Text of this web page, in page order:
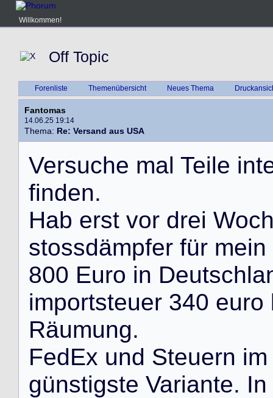
Willkommen!
Off Topic
Forenliste Themenübersicht Neues Thema
Fantomas
14.06.25 19:14
Thema: Re: Versand aus USA
Versuche mal Teile int
finden.
Hab erst vor drei Woc
stossdämpfer für mein
800 Euro in Deutschla
importsteuer 340 euro
Räumung.
FedEx und Steuern im
günstigste Variante. In